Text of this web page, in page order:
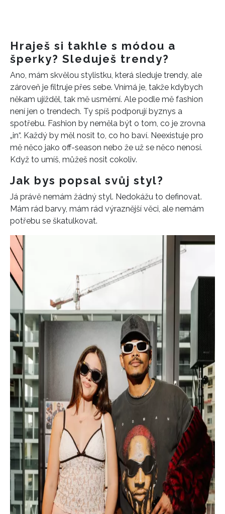
INFORMACE
REDAKCE
Hraješ si takhle s módou a
šperky? Sleduješ trendy?
Ano, mám skvělou stylistku, která sleduje trendy, ale
zároveň je filtruje přes sebe. Vnímá je, takže kdybych
někam ujížděl, tak mě usměrní. Ale podle mě fashion
není jen o trendech. Ty spíš podporují byznys a
spotřebu. Fashion by neměla být o tom, co je zrovna
„in“. Každý by měl nosit to, co ho baví. Neexistuje pro
mě něco jako off-season nebo že už se něco nenosí.
Když to umíš, můžeš nosit cokoliv.
Jak bys popsal svůj styl?
Já právě nemám žádný styl. Nedokážu to definovat.
Mám rád barvy, mám rád výraznější věci, ale nemám
potřebu se škatulkovat.